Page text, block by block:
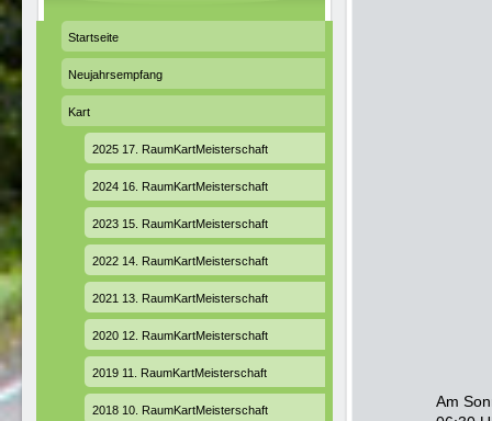
Am
Startseite
Neujahrsempfang
Kart
2025 17. RaumKartMeisterschaft
2024 16. RaumKartMeisterschaft
2023 15. RaumKartMeisterschaft
2022 14. RaumKartMeisterschaft
2021 13. RaumKartMeisterschaft
2020 12. RaumKartMeisterschaft
2019 11. RaumKartMeisterschaft
2018 10. RaumKartMeisterschaft